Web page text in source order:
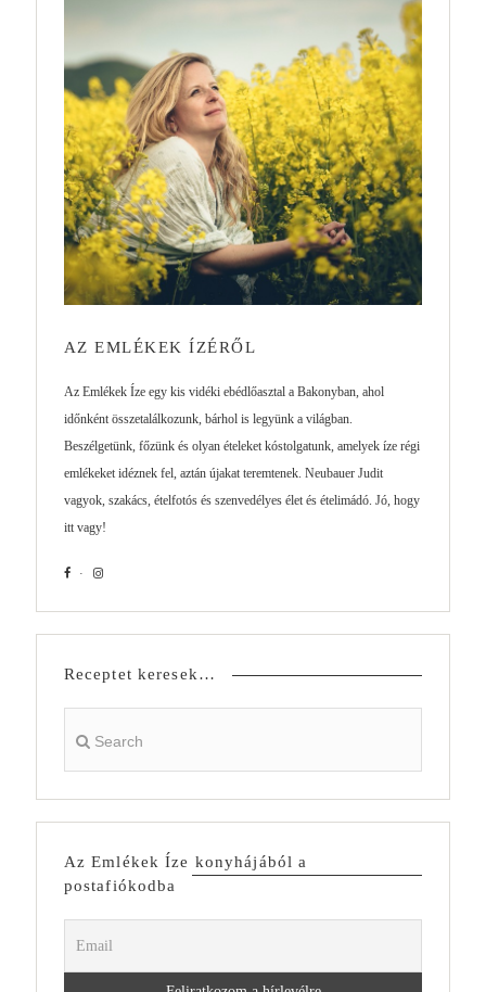
AZ EMLÉKEK ÍZÉRŐL
Az Emlékek Íze egy kis vidéki ebédlőasztal a Bakonyban, ahol
időnként összetalálkozunk, bárhol is legyünk a világban.
Beszélgetünk, főzünk és olyan ételeket kóstolgatunk, amelyek íze régi
emlékeket idéznek fel, aztán újakat teremtenek. Neubauer Judit
vagyok, szakács, ételfotós és szenvedélyes élet és ételimádó. Jó, hogy
itt vagy!
Receptet keresek…
Az Emlékek Íze konyhájából a
postafiókodba